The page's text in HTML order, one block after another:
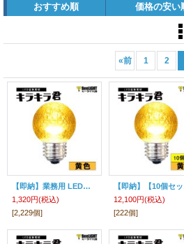
おすすめ順 価格の安い
«前 1 2
【即納】業務用 LED装飾電球 キラキラ君 サイン球 黄色 1900K 消費電力1.3W 口金E26 防塵 防水 仕様 IP65 点滅 全光束 65lm 照射角360° 防水用シリコンリング付き
1,320円(税込)
[2,229個]
12,100円(税込)
[222個]